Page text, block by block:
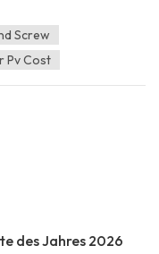
agricultural-
Screw
Pv Cost
des Jahres 2026